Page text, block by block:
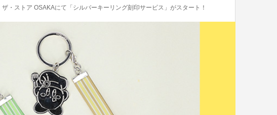
・ストア OSAKAにて「シルバーキーリング刻印サービス」がスタート！